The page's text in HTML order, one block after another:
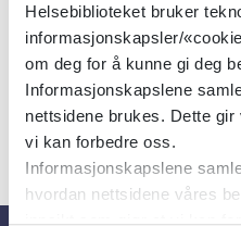
Helsebiblioteket bruker
informasjonskapsler/
om deg for å kunne gi deg
Informasjonskapslene
nettsidene brukes. Dette
vi kan forbedre oss.
Informasjonskapslene
hvordan nettsidene våres
innsikt som gjør at vi kan
Språk:Engelsk